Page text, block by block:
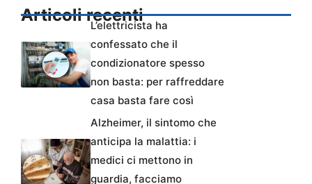
Articoli recenti
L’elettricista ha
confessato che il
condizionatore spesso
non basta: per raffreddare
casa basta fare così
Alzheimer, il sintomo che
anticipa la malattia: i
medici ci mettono in
guardia, facciamo